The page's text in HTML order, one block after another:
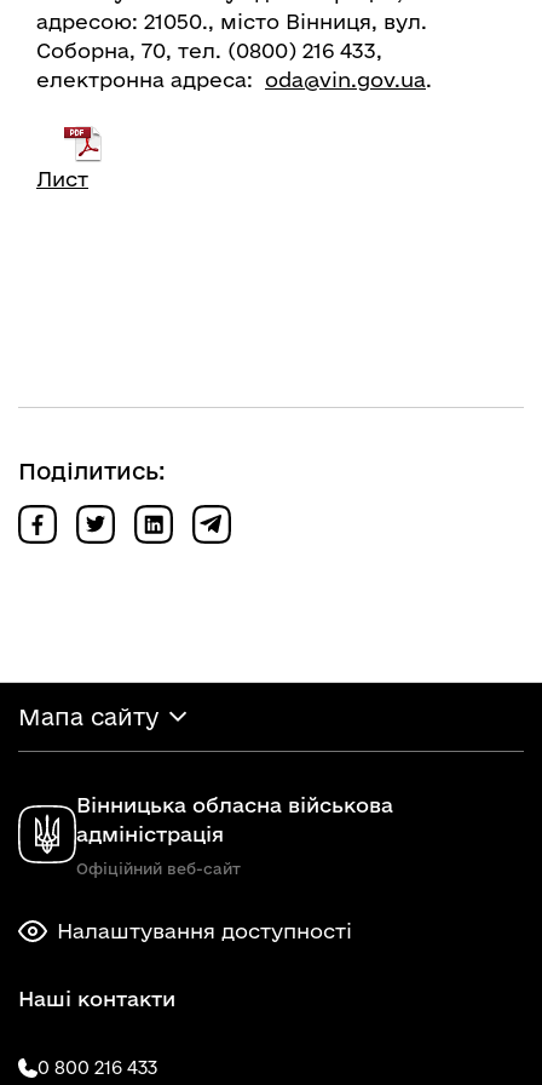
адресою: 21050., місто Вінниця, вул.
Соборна, 70, тел. (0800) 216 433,
електронна адреса: oda@vin.gov.ua.
Лист
Поділитись:
Мапа сайту
Вінницька обласна військова
адміністрація
Офіційний веб-сайт
Налаштування доступності
Наші контакти
0 800 216 433